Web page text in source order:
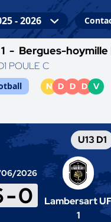
1 - Bergues-hoymille
POULE C
N D D D V
U13 D1
2026
-0
Lambersart
1